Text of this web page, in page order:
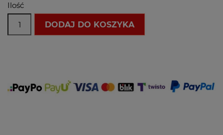
Ilość
DODAJ DO KOSZYKA